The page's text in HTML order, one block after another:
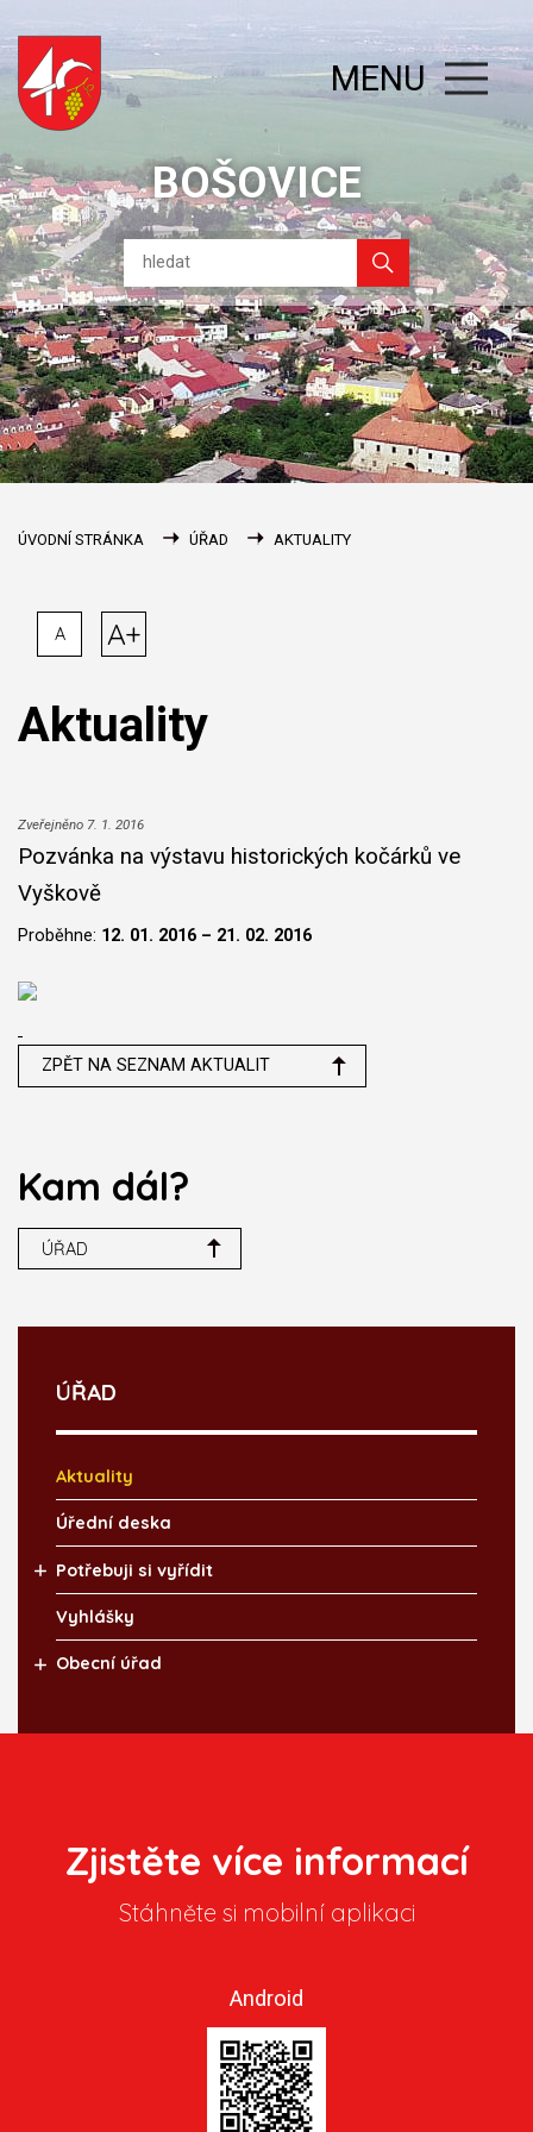
BOŠOVICE
MENU
ÚVODNÍ STRÁNKA ÚŘAD AKTUALITY
A A+
Aktuality
Zveřejněno 7. 1. 2016
Pozvánka na výstavu historických kočárků ve
Vyškově
Proběhne: 12. 01. 2016 – 21. 02. 2016
ZPĚT NA SEZNAM AKTUALIT
Kam dál?
ÚŘAD
ÚŘAD
Aktuality
Úřední deska
Potřebuji si vyřídit
Vyhlášky
Obecní úřad
Zjistěte více informací
Stáhněte si mobilní aplikaci
Android